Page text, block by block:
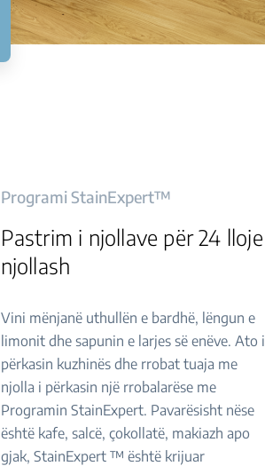
Programi StainExpert™
Pastrim i njollave për 24 lloje
njollash
Vini mënjanë uthullën e bardhë, lëngun e
limonit dhe sapunin e larjes së enëve. Ato i
përkasin kuzhinës dhe rrobat tuaja me
njolla i përkasin një rrobalarëse me
Programin StainExpert. Pavarësisht nëse
është kafe, salcë, çokollatë, makiazh apo
gjak, StainExpert ™ është krijuar